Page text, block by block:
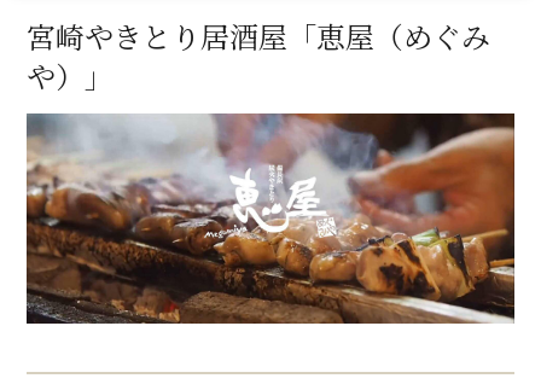
宮崎やきとり居酒屋「恵屋（めぐみ
や）」